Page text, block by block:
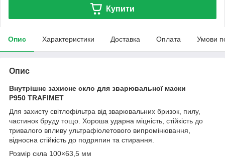
Купити
Опис Характеристики Доставка Оплата Умови
Опис
Внутрішнє захисне скло для зварювальної маски
P950 TRAFIMET
Для захисту світлофільтра від зварювальних бризок, пилу,
частинок бруду тощо. Хороша ударна міцність, стійкість до
тривалого впливу ультрафіолетового випромінювання,
відносна стійкість до подряпин та стирання.
Розмір скла 100×63,5 мм